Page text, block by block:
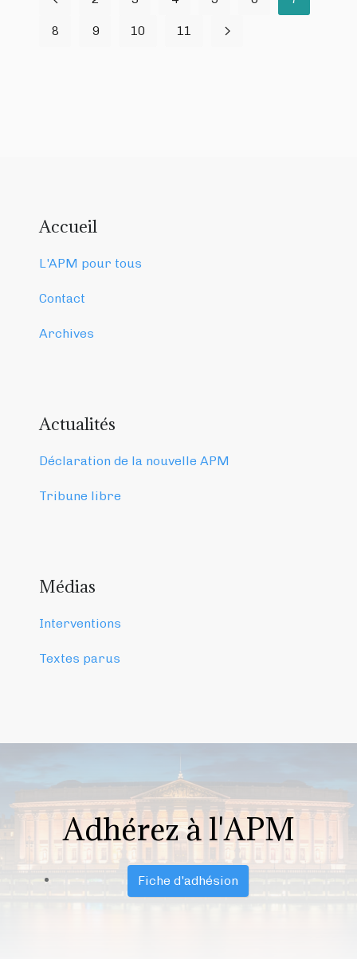
8 9 10 11
Accueil
L'APM pour tous
Contact
Archives
Actualités
Déclaration de la nouvelle APM
Tribune libre
Médias
Interventions
Textes parus
Adhérez à l'APM
Fiche d'adhésion